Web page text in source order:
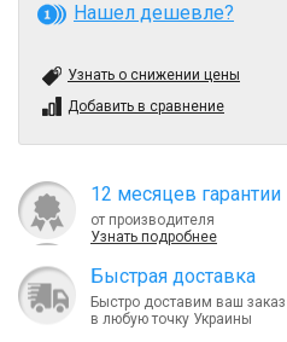
Нашел дешевле?
Узнать о снижении цены
Добавить в сравнение
12 месяцев гарантии
от производителя
Узнать подробнее
Быcтрая доставка
Быстро доставим ваш заказ
в любую точку Украины